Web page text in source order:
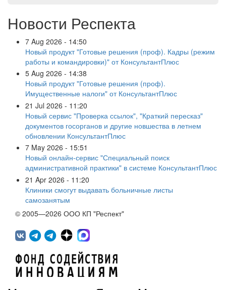
Новости Респекта
7 Aug 2026 - 14:50
Новый продукт "Готовые решения (проф). Кадры (режим
работы и командировки)" от КонсультантПлюс
5 Aug 2026 - 14:38
Новый продукт "Готовые решения (проф).
Имущественные налоги" от КонсультантПлюс
21 Jul 2026 - 11:20
Новый сервис "Проверка ссылок", "Краткий пересказ"
документов госорганов и другие новшества в летнем
обновлении КонсультантПлюс
7 May 2026 - 15:51
Новый онлайн-сервис "Специальный поиск
административной практики" в системе КонсультантПлюс
21 Apr 2026 - 11:20
Клиники смогут выдавать больничные листы
самозанятым
© 2005—2026 ООО КП "Респект"